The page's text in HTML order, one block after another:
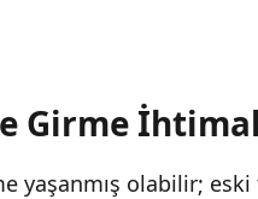
Girme
yaşanmış olabilir; eski